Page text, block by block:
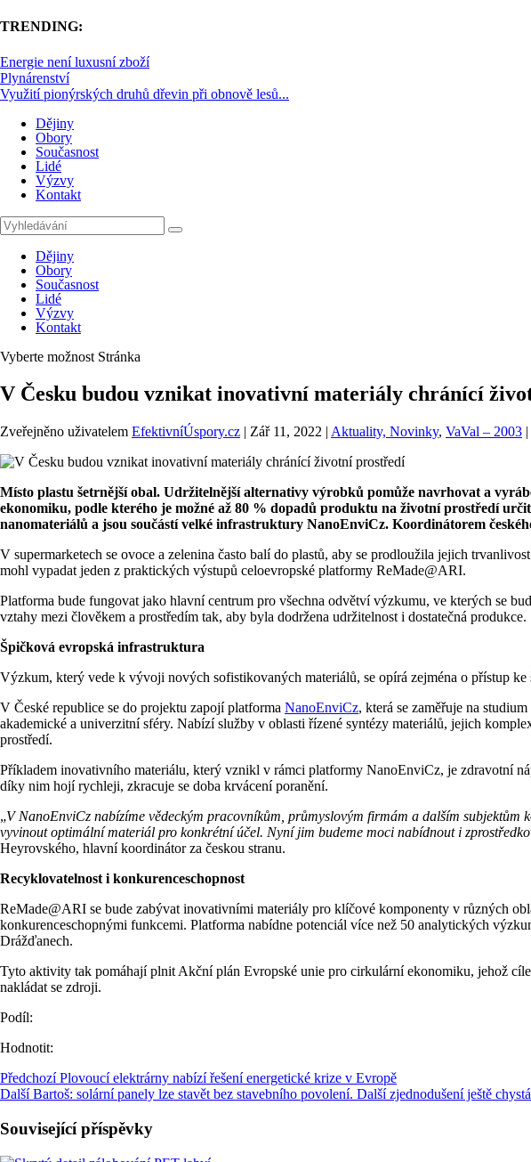
TRENDING:
Energie není luxusní zboží
Plynárenství
Využití pionýrských druhů dřevin při obnově lesů...
Dějiny
Obory
Současnost
Lidé
Výzvy
Kontakt
Dějiny
Obory
Současnost
Lidé
Výzvy
Kontakt
Vyberte možnost Stránka
V Česku budou vznikat inovativní materiály chránící
Zveřejněno uživatelem EfektivníÚspory.cz | Zář 11, 2022 | Aktuality, Novinky, VaVal – 2003 |
Místo plastu šetrnější obal. Udržitelnější alternativy výrobků pomůže navrhovat a
ekonomiku, podle kterého je možné až 80 % dopadů produktu na životní prostředí
nanomateriálů a jsou součástí velké infrastruktury NanoEnviCz. Koordinátorem
V supermarketech se ovoce a zelenina často balí do plastů, aby se prodloužila jejich
mohl vypadat jeden z praktických výstupů celoevropské platformy ReMade@ARI.
Platforma bude fungovat jako hlavní centrum pro všechna odvětví výzkumu, ve kterých se
vztahy mezi člověkem a prostředím tak, aby byla dodržena udržitelnost i dostatečná produkce.
Špičková evropská infrastruktura
Výzkum, který vede k vývoji nových sofistikovaných materiálů, se opírá zejména o přístup
V České republice se do projektu zapojí platforma NanoEnviCz, která se zaměřuje na
akademické a univerzitní sféry. Nabízí služby v oblasti řízené syntézy materiálů, jejich
prostředí.
Příkladem inovativního materiálu, který vznikl v rámci platformy NanoEnviCz, je zdravotní
díky nim hojí rychleji, zkracuje se doba krvácení poranění.
„V NanoEnviCz nabízíme vědeckým pracovníkům, průmyslovým firmám a dalším
vyvinout optimální materiál pro konkrétní účel. Nyní jim budeme moci nabídnout i
Heyrovského, hlavní koordinátor za českou stranu.
Recyklovatelnost i konkurenceschopnost
ReMade@ARI se bude zabývat inovativními materiály pro klíčové komponenty v různých
konkurenceschopnými funkcemi. Platforma nabídne potenciál více než 50 analytických
Drážďanech.
Tyto aktivity tak pomáhají plnit Akční plán Evropské unie pro cirkulární ekonomiku, jehož
nakládat se zdroji.
Podíl:
Hodnotit:
Předchozí Plovoucí elektrárny nabízí řešení energetické krize v Evropě
Další Bartoš: solární panely lze stavět bez stavebního povolení. Další zjednodušení ještě
Související příspěvky